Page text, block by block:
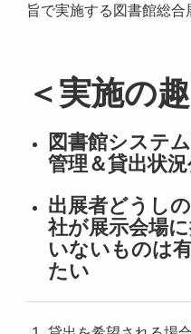
旨で実施する図書館総合
＜実施の
図書館システ
管理＆貸出状
出展者どうし
社が展示会場
いないものは
たい